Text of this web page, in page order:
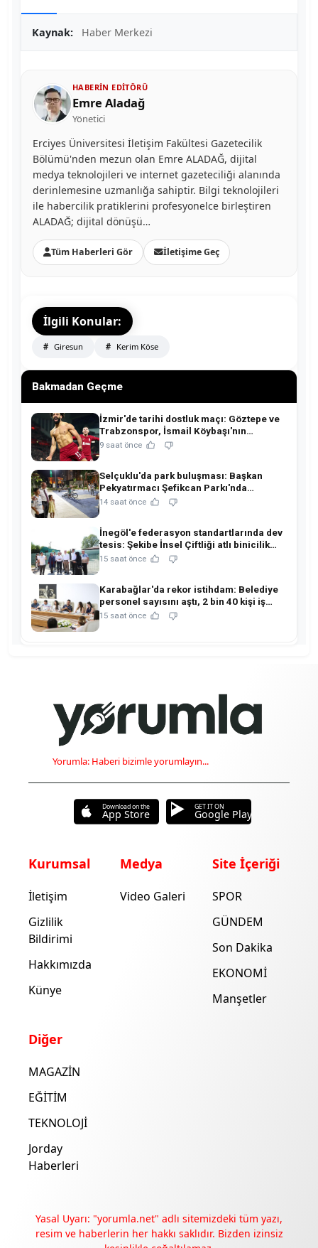
Kaynak: Haber Merkezi
HABERIN EDITÖRÜ
Emre Aladağ
Yönetici
Erciyes Üniversitesi İletişim Fakültesi Gazetecilik
Bölümü'nden mezun olan Emre ALADAĞ, dijital
medya teknolojileri ve internet gazeteciliği alanında
derinlemesine uzmanlığa sahiptir. Bilgi teknolojileri
ile habercilik pratiklerini profesyonelce birleştiren
ALADAĞ; dijital dönüşü…
Tüm Haberleri Gör İletişime Geç
İlgili Konular:
Giresun Kerim Köse
Bakmadan Geçme
İzmir'de tarihi dostluk maçı: Göztepe ve
Trabzonspor, İsmail Köybaşı'nın
jübilesinde buluşuyor!
9 saat önce
Selçuklu'da park buluşması: Başkan
Pekyatırmacı Şefikcan Parkı'nda
hemşehrileriyle buluştu!
14 saat önce
İnegöl'e federasyon standartlarında dev
tesis: Şekibe İnsel Çiftliği atlı binicilik
merkezine dönüşüyor!
15 saat önce
Karabağlar'da rekor istihdam: Belediye
personel sayısını aştı, 2 bin 40 kişi iş
sahibi oldu!
15 saat önce
Yorumla: Haberi bizimle yorumlayın...
Download on the
App Store
GET IT ON
Google Play
Kurumsal
İletişim
Gizlilik
Bildirimi
Hakkımızda
Künye
Medya
Video Galeri
Site İçeriği
SPOR
GÜNDEM
Son Dakika
EKONOMİ
Manşetler
Diğer
MAGAZİN
EĞİTİM
TEKNOLOJİ
Jorday
Haberleri
Yasal Uyarı: "yorumla.net" adlı sitemizdeki tüm yazı,
resim ve haberlerin her hakkı saklıdır. Bizden izinsiz